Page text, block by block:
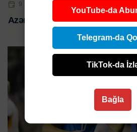
9 SEN 2025 | 09:15
Azərbaycan millisi bu gün
YouTube-da
Telegram-da
TikTok-da
Bağla